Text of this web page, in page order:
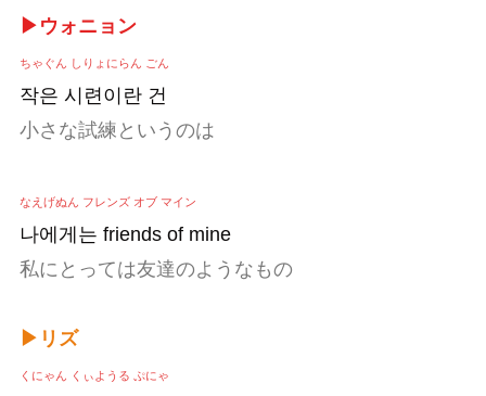
▶ウォニョン
ちゃぐん しりょにらん ごん
작은 시련이란 건
小さな試練というのは
なえげぬん フレンズ オブ マイン
나에게는 friends of mine
私にとっては友達のようなもの
▶リズ
くにゃん くぃようる ぷにゃ